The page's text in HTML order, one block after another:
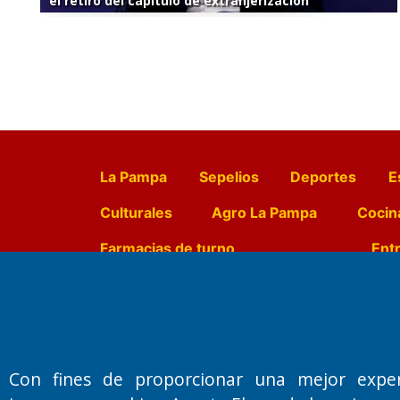
La Pampa Sepelios Deportes
Culturales
Agro La Pampa
Farmacias de turno
Primera edición: Domingo 3 de
Miembro de ADIRA,ADEPA y CPPAL
Con fines de proporcionar una mejor